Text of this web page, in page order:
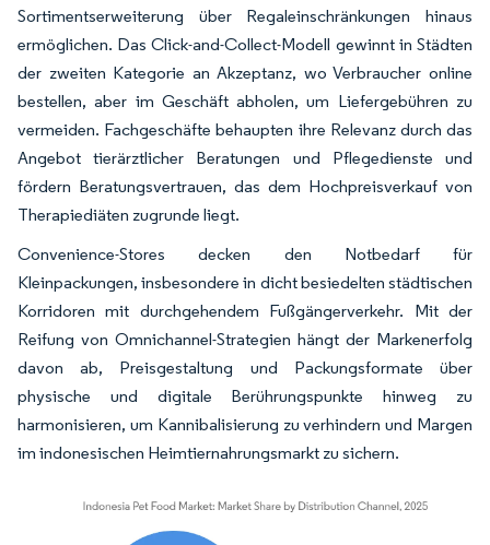
Sortimentserweiterung über Regaleinschränkungen hinaus
ermöglichen. Das Click-and-Collect-Modell gewinnt in Städten
der zweiten Kategorie an Akzeptanz, wo Verbraucher online
bestellen, aber im Geschäft abholen, um Liefergebühren zu
vermeiden. Fachgeschäfte behaupten ihre Relevanz durch das
Angebot tierärztlicher Beratungen und Pflegedienste und
fördern Beratungsvertrauen, das dem Hochpreisverkauf von
Therapiediäten zugrunde liegt.
Convenience-Stores decken den Notbedarf für
Kleinpackungen, insbesondere in dicht besiedelten städtischen
Korridoren mit durchgehendem Fußgängerverkehr. Mit der
Reifung von Omnichannel-Strategien hängt der Markenerfolg
davon ab, Preisgestaltung und Packungsformate über
physische und digitale Berührungspunkte hinweg zu
harmonisieren, um Kannibalisierung zu verhindern und Margen
im indonesischen Heimtiernahrungsmarkt zu sichern.